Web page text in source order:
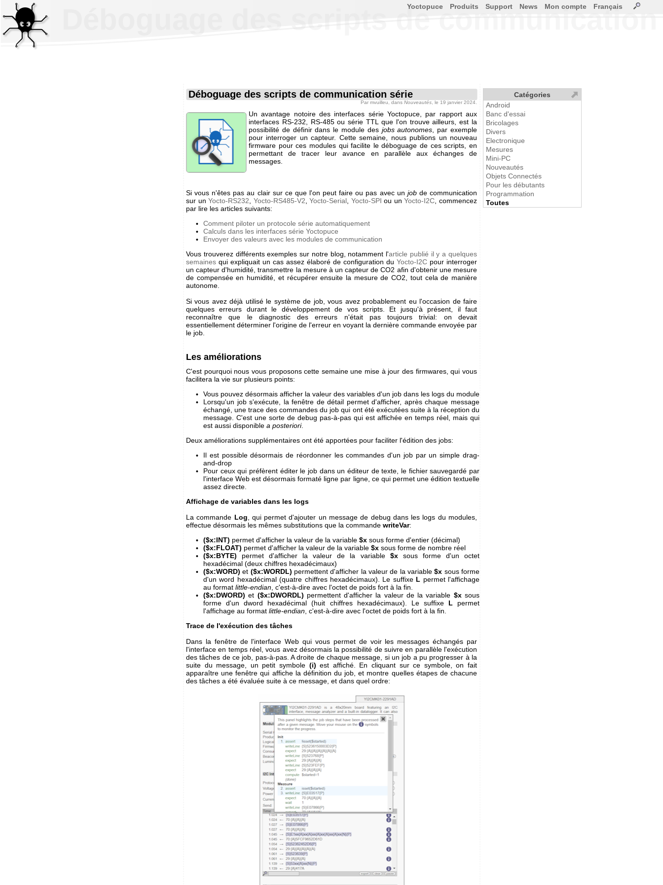
Déboguage des scripts de
Déboguage des scripts de communication série
Par mvuilleu , dans Nouveautés , le 19 janvier 2024.
Un avantage notoire des interfaces série Yoctopuce, par rapport aux
interfaces RS-232, RS-485 ou série TTL que l'on trouve ailleurs, est la
possibilité de définir dans le module des jobs autonomes , par exemple
pour interroger un capteur. Cette semaine, nous publions un nouveau
firmware pour ces modules qui facilite le déboguage de ces scripts, en
permettant de tracer leur avance en parallèle aux échanges de
messages.
Si vous n'êtes pas au clair sur ce que l'on peut faire ou pas avec un jobde communication
sur unYocto-RS232 Yocto-RS485-V2 ,Yocto-Serial Yocto-SPI ou unYocto-I2C , commencez
par lire les articles suivants:
Comment piloter un protocole série automatiquement
Calculs dans les interfaces série Yoctopuce
Envoyer des valeurs avec les modules de communication
Vous trouverez différents exemples sur notre blog, notamment l'article publié il y a quelques
semaines qui expliquait un cas assez élaboré de configuration du Yocto-I2C pour interroger
un capteur d'humidité, transmettre la mesure à un capteur de CO2 afin d'obtenir une mesure
de compensée en humidité, et récupérer ensuite la mesure de CO2, tout cela de manière
autonome.
Si vous avez déjà utilisé le système de job, vous avez probablement eu l'occasion de faire
quelques erreurs durant le développement de vos scripts. Et jusqu'à présent, il faut
reconnaître que le diagnostic des erreurs n'était pas toujours trivial: on devait
essentiellement déterminer l'origine de l'erreur en voyant la dernière commande envoyée par
le job.
Les améliorations
C'est pourquoi nous vous proposons cette semaine une mise à jour des firmwares, qui vous
facilitera la vie sur plusieurs points:
Vous pouvez désormais afficher la valeur des variables d'un job dans les logs du module
Lorsqu'un job s'exécute, la fenêtre de détail permet d'afficher, après chaque message
échangé, une trace des commandes du job qui ont été exécutées suite à la réception du
message. C'est une sorte de debug pas-à-pas qui est affichée en temps réel, mais qui
est aussi disponible a posteriori.
Deux améliorations supplémentaires ont été apportées pour faciliter l'édition des jobs:
Il est possible désormais de réordonner les commandes d'un job par un simple drag-
and-drop
Pour ceux qui préfèrent éditer le job dans un éditeur de texte, le fichier sauvegardé par
l'interface Web est désormais formaté ligne par ligne, ce qui permet une édition textuelle
assez directe.
Affichage de variables dans les logs
La commande Log , qui permet d'ajouter un message de debug dans les logs du modules,
effectue désormais les mêmes substitutions que la commande writeVar:
($x:INT) permet d'afficher la valeur de la variable $x sous forme d'entier (décimal)
($x:FLOAT) permet d'afficher la valeur de la variable $x sous forme de nombre réel
($x:BYTE) permet d'afficher la valeur de la variable $xsous forme d'un octet
hexadécimal (deux chiffres hexadécimaux)
($x:WORD) et ($x:WORDL) permettent d'afficher la valeur de la variable$x sous forme
d'un word hexadécimal (quatre chiffres hexadécimaux). Le suffixe L permet l'affichage
au format little-endian , c'est-à-dire avec l'octet de poids fort à la fin.
($x:DWORD) et ($x:DWORDL) permettent d'afficher la valeur de la variable $xsous
forme d'un dword hexadécimal (huit chiffres hexadécimaux). Le suffixe L permet
l'affichage au format little-endian , c'est-à-dire avec l'octet de poids fort à la fin.
Trace de l'exécution des tâches
Dans la fenêtre de l'interface Web qui vous permet de voir les messages échangés par
l'interface en temps réel, vous avez désormais la possibilité de suivre en parallèle l'exécution
des tâches de ce job, pas-à-pas. A droite de chaque message, si un job a pu progresser à la
suite du message, un petit symbole (i) est affiché. En cliquant sur ce symbole, on fait
apparaître une fenêtre qui affiche la définition du job, et montre quelles étapes de chacune
des tâches a été évaluée suite à ce message, et dans quel ordre:
Yoctopuce Produits Support News Mon compte Français
Catégories
Android
Banc d'essai
Bricolages
Divers
Electronique
Mesures
Mini-PC
Nouveautés
Objets Connectés
Pour les débutants
Programmation
Toutes